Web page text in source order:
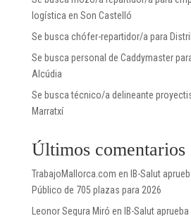
logística en Son Castelló
Se busca chófer-repartidor/a para
Se busca personal de Caddymaster
Alcúdia
Se busca técnico/a delineante
Marratxí
Últimos comentarios
TrabajoMallorca.com en IB-Salut
Público de 705 plazas para 2026
Leonor Segura Miró en IB-Salut